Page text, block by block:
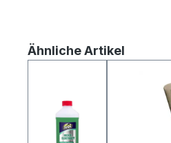
Produktgalerie überspringen
Ähnliche Artikel